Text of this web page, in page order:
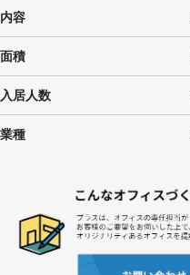
内容
面積
入居人数
業種